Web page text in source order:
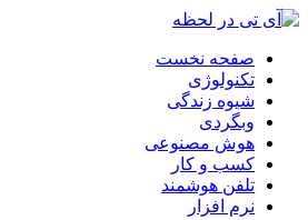
صفحه نخست
تکنولوژی
شیوه زندگی
وبگردی
هوش مصنوعی
کسب و کار
تلفن هوشمند
نرم افزار